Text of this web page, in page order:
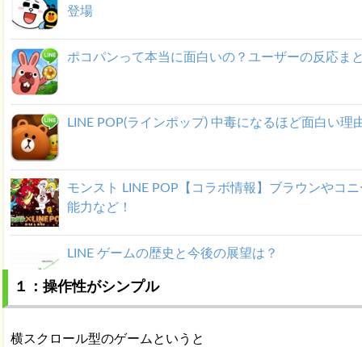
登場
ポコパンって本当に面白いの？ユーザーの反応ま
LINE POP(ラインポップ) 中毒になるほど面白い理
モンスト LINE POP【コラボ情報】ブラウンやコ
能力など！
LINE ゲームの歴史と今後の展望は？
１：操作性がシンプル
横スクロール型のゲームというと